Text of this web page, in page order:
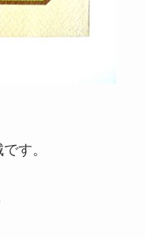
す。